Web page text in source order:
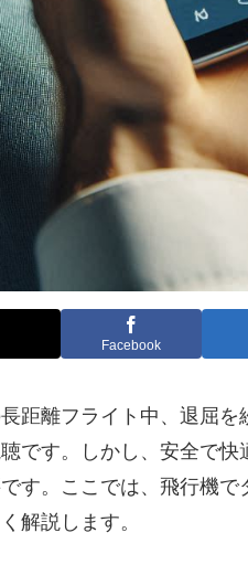
Facebook
距離フライト中、退屈
です。しかし、安全で
す。ここでは、飛行機
解説します。